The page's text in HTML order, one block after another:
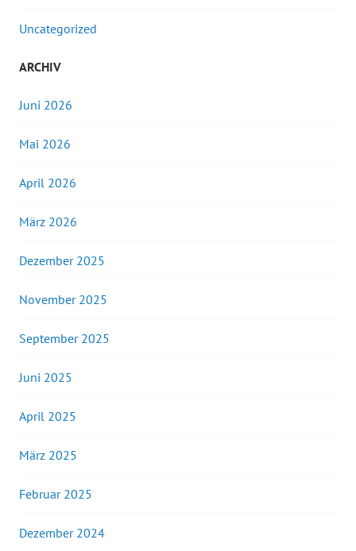
Uncategorized
ARCHIV
Juni 2026
Mai 2026
April 2026
März 2026
Dezember 2025
November 2025
September 2025
Juni 2025
April 2025
März 2025
Februar 2025
Dezember 2024